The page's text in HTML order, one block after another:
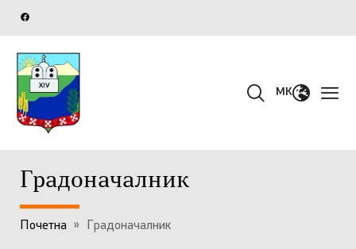
MK
Градоначалник
Почетна » Градоначалник